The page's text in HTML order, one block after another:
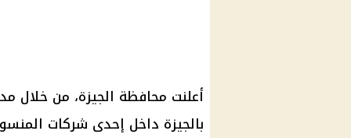
بالجيزة داخل إحدى شركات